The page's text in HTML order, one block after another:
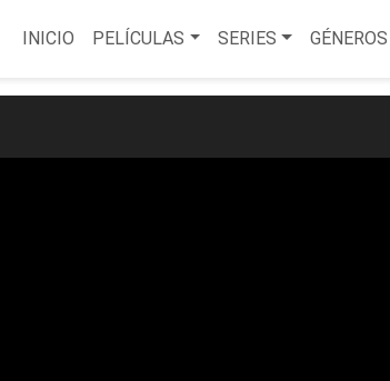
INICIO PELÍCULAS SERIES GÉNEROS